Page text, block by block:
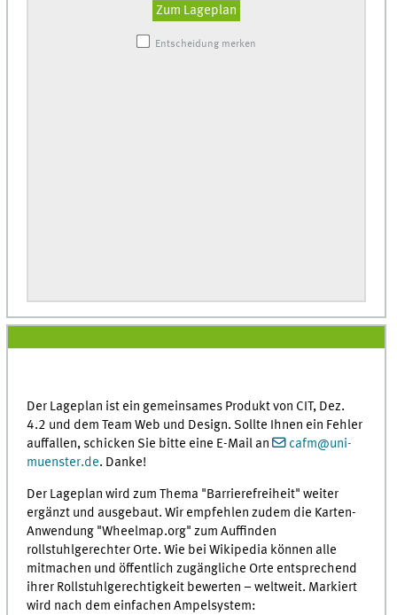
Zum Lageplan
Entscheidung merken
Der Lageplan ist ein gemeinsames Produkt von CIT, Dez.
4.2 und dem Team Web und Design. Sollte Ihnen ein Fehler
auffallen, schicken Sie bitte eine E-Mail an
cafm@uni-
muenster.de. Danke!
Der Lageplan wird zum Thema "Barrierefreiheit" weiter
ergänzt und ausgebaut. Wir empfehlen zudem die Karten-
Anwendung "Wheelmap.org" zum Auffinden
rollstuhlgerechter Orte. Wie bei Wikipedia können alle
mitmachen und öffentlich zugängliche Orte entsprechend
ihrer Rollstuhlgerechtigkeit bewerten – weltweit. Markiert
wird nach dem einfachen Ampelsystem: